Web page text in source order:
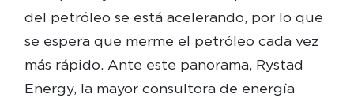
del petróleo se está acelerando, por lo que
se espera que merme el petróleo cada vez
más rápido. Ante este panorama, Rystad
Energy, la mayor consultora de energía